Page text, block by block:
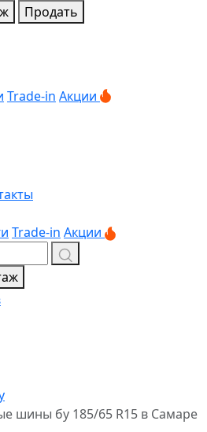
Продать
Trade-in Акции
Trade-in Акции
шины бу 185/65 R15 в Самаре